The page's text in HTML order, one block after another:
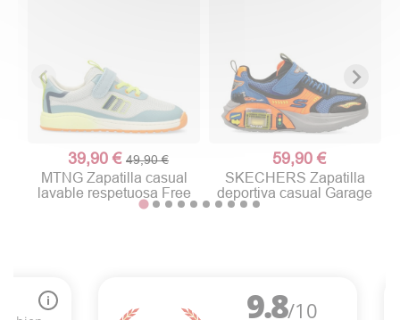
39,90 €49,90 €
MTNG Zapatilla casual
lavable respetuosa Free
59,90 €
SKECHERS Zapatilla
deportiva casual Garage